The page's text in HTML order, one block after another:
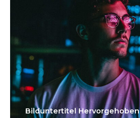
Bild­unter­titel Hervorgehoben